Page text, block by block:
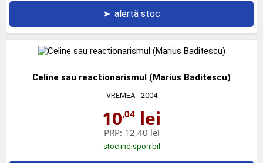
➤ alertă stoc
Celine sau reactionarismul (Marius Baditescu)
VREMEA- 2004
10,04 lei
PRP: 12,40 lei
stoc indisponibil